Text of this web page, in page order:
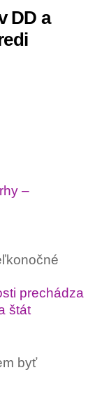
DD a
–
prechádza
štát
byť